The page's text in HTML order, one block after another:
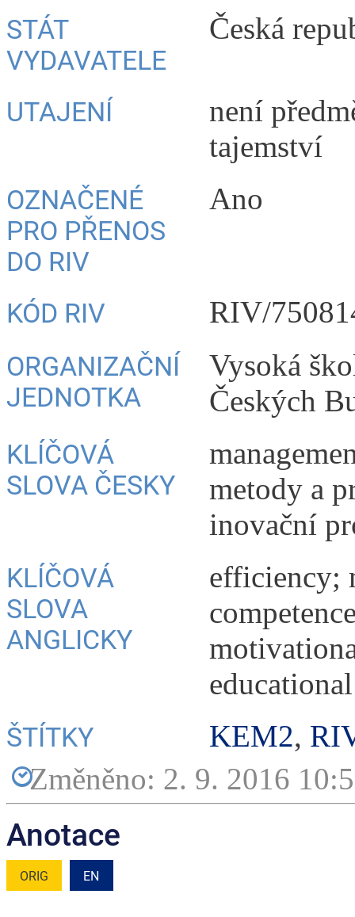
STÁT
VYDAVATELE
Česká
UTAJENÍ
není
tajemství
OZNAČENÉ
PRO PŘENOS
DO RIV
Ano
KÓD RIV RIV/
ORGANIZAČNÍ
JEDNOTKA
Vysoká
Českých
KLÍČOVÁ
SLOVA ČESKY
metody a
inovační
KLÍČOVÁ
SLOVA
ANGLICKY
efficiency;
ŠTÍTKY KEM2,
Změněno: 2. 9. 2016
Anotace
ORIG EN